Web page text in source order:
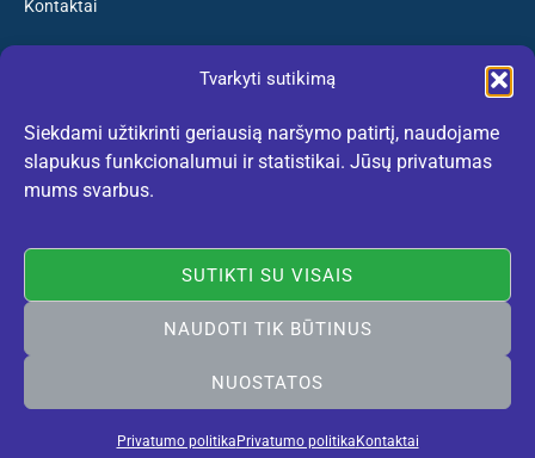
Tvarkyti sutikimą
Siekdami užtikrinti geriausią naršymo patirtį, naudojame
slapukus funkcionalumui ir statistikai. Jūsų privatumas
mums svarbus.
SUTIKTI SU VISAIS
NAUDOTI TIK BŪTINUS
NUOSTATOS
Privatumo politika Privatumo politika Kontaktai
Kontaktai
El. paštas: kokybiskibatai@gmail.com
Tel. +370 659 77132
© 2005-2026 Vilniaus Avalynė. Visos teisės saugomos. Sukurta
Vilniausweb